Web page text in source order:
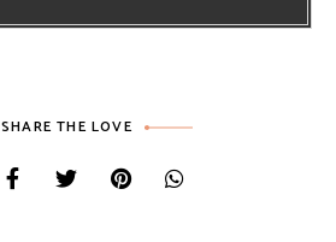
SHARE THE LOVE